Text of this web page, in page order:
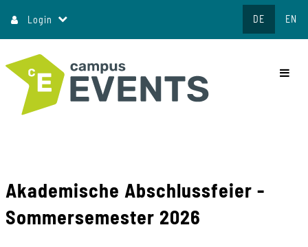
zum
Inhalt
Login DE EN
Akademische Abschlussfeier -
Sommersemester 2026